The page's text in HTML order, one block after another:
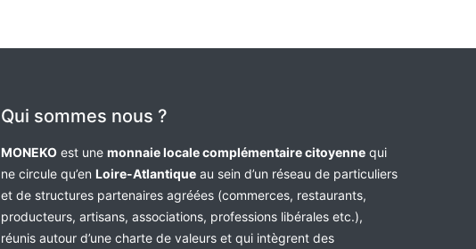
Qui sommes nous ?
MONEKO est une monnaie locale complémentaire citoyenne qui
ne circule qu’en Loire-Atlantique au sein d’un réseau de particuliers
et de structures partenaires agréées (commerces, restaurants,
producteurs, artisans, associations, professions libérales etc.),
réunis autour d’une charte de valeurs et qui intègrent des